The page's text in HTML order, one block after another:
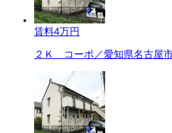
賃料4万円
２Ｋ コーポ／愛知県名古屋